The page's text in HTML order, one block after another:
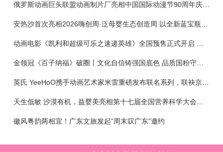
俄罗斯动画巨头联盟动画制片厂亮相中国国际动漫节90周年庆开启中国之旅新篇章
金领冠《百子纳福》破圈丨文化自信铸强国底色 品质国粉守护新生
英氏 YeeHoO携手动画艺术家米雷重磅发布联名系列，联袂京东深化全渠道战略
徽风粤韵两相宜！广东文旅发起”周末叹广东”邀约